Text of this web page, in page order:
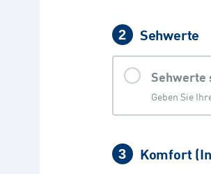
2 Sehwerte
Sehwerte
Geben Sie
3 Komfort